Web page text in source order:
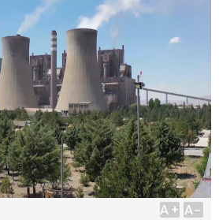
A+ A-